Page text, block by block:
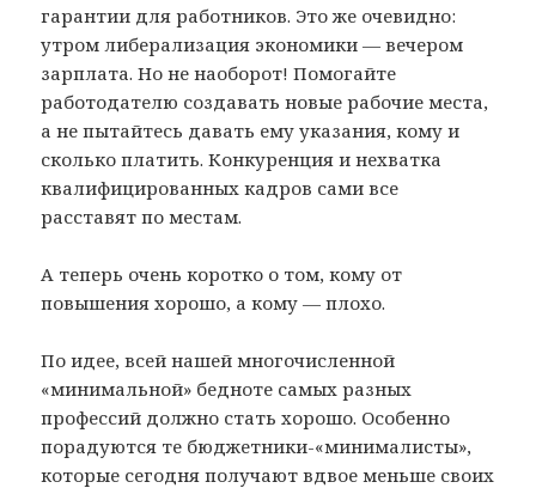
гарантии для работников. Это же очевидно:
утром либерализация экономики — вечером
зарплата. Но не наоборот! Помогайте
работодателю создавать новые рабочие места,
а не пытайтесь давать ему указания, кому и
сколько платить. Конкуренция и нехватка
квалифицированных кадров сами все
расставят по местам.
А теперь очень коротко о том, кому от
повышения хорошо, а кому — плохо.
По идее, всей нашей многочисленной
«минимальной» бедноте самых разных
профессий должно стать хорошо. Особенно
порадуются те бюджетники-«минималисты»,
которые сегодня получают вдвое меньше своих